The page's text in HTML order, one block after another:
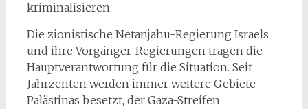
kriminalisieren.
Die zionistische Netanjahu-Regierung Israels
und ihre Vorgänger-Regierungen tragen die
Hauptverantwortung für die Situation. Seit
Jahrzenten werden immer weitere Gebiete
Palästinas besetzt, der Gaza-Streifen